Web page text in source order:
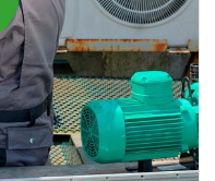
фильтра